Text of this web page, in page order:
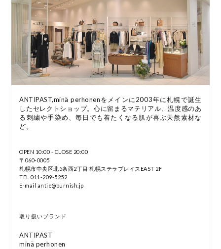
ANTIPAST,minä perhonenをメインに2003年に札幌で誕生
したセレクトショップ。心に留まるマテリアル、温度感のあ
る刺繍や手染め、毎日でも着たくなる肌が喜ぶ天然素材な
ど。
OPEN 10:00 - CLOSE 20:00
〒060-0005
札幌市中央区北5条西2丁目 札幌ステラプレイスEAST 2F
TEL 011-209-5252
E-mail antie@burnish.jp
取り扱いブランド
ANTIPAST
minä perhonen